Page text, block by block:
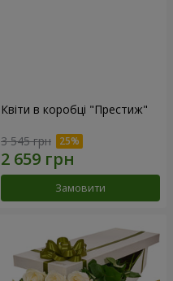
Квіти в коробці "Престиж"
3 545 грн
Замовити